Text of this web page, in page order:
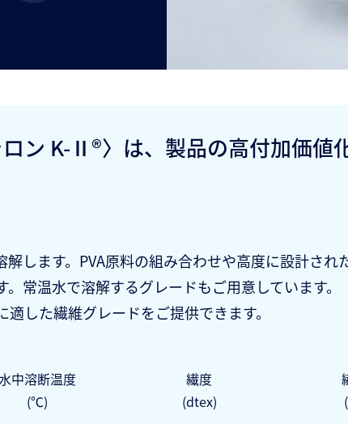
ン K-Ⅱ®〉は、製品の高付加価値
解します。PVA原料の組み合わせや高度に設計さ
常温水で溶解するグレードもご用意しています。
した繊維グレードをご提供できます。
中溶断温度
(℃)
繊度
(dtex)